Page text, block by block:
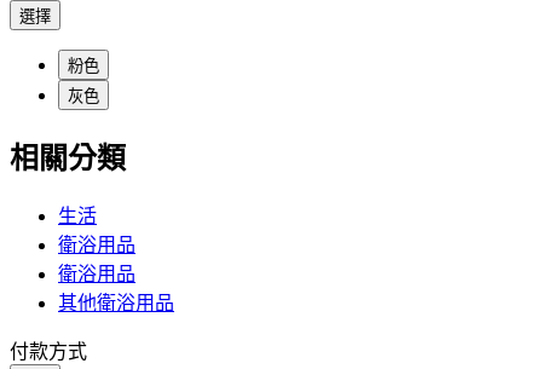
選擇
粉色
灰色
相關分類
生活
衛浴用品
衛浴用品
其他衛浴用品
付款方式